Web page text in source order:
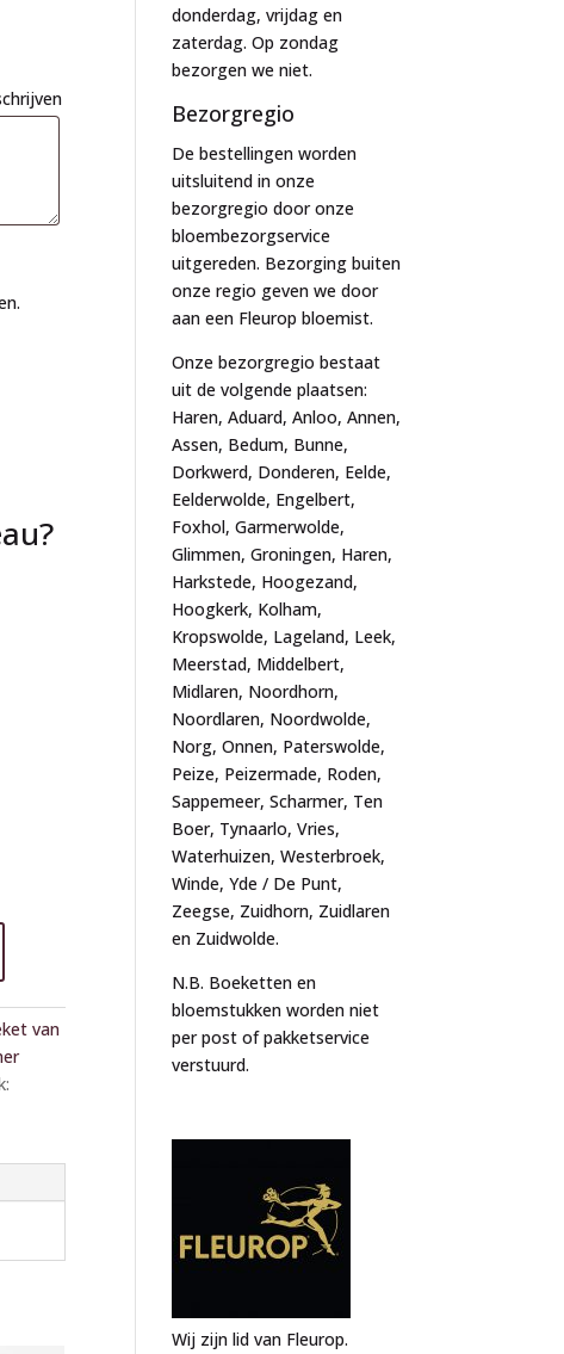
van
donderdag, vrijdag en
zaterdag. Op zondag
bezorgen we niet.
Bezorgregio
De bestellingen worden
uitsluitend in onze
bezorgregio door onze
bloembezorgservice
uitgereden. Bezorging buiten
onze regio geven we door
aan een Fleurop bloemist.
Onze bezorgregio bestaat
uit de volgende plaatsen:
Haren, Aduard, Anloo, Annen,
Assen, Bedum, Bunne,
Dorkwerd, Donderen, Eelde,
Eelderwolde, Engelbert,
Foxhol, Garmerwolde,
Glimmen, Groningen, Haren,
Harkstede, Hoogezand,
Hoogkerk, Kolham,
Kropswolde, Lageland, Leek,
Meerstad, Middelbert,
Midlaren, Noordhorn,
Noordlaren, Noordwolde,
Norg, Onnen, Paterswolde,
Peize, Peizermade, Roden,
Sappemeer, Scharmer, Ten
Boer, Tynaarlo, Vries,
Waterhuizen, Westerbroek,
Winde, Yde / De Punt,
Zeegse, Zuidhorn, Zuidlaren
en Zuidwolde.
N.B. Boeketten en
bloemstukken worden niet
per post of pakketservice
verstuurd.
Wij zijn lid van Fleurop.